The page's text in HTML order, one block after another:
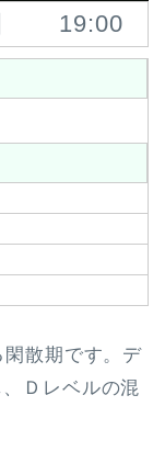
19:00
散期です。デ
Ｄレベルの混